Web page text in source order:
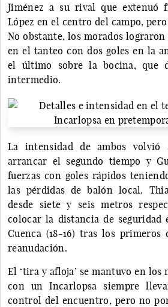
Jiménez a su rival que extenuó
López en el centro del campo,
No obstante, los morados
en el tanteo con dos goles en la
el último sobre la bocina, que
intermedio.
La intensidad de ambos volvió
arrancar el segundo tiempo y
fuerzas con goles rápidos
las pérdidas de balón local.
desde siete y seis metros
colocar la distancia de seguridad
Cuenca (18-16) tras los
reanudación.
El ‘tira y afloja’ se mantuvo en los
con un Incarlopsa siempre
control del encuentro, pero no